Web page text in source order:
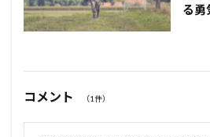
る勇
コメント （1件）